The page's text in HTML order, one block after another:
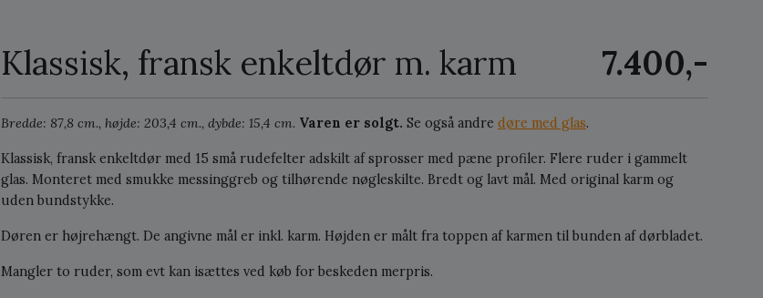
Klassisk, fransk enkeltdør m. karm 7.400,-
Bredde: 87,8 cm., højde: 203,4 cm., dybde: 15,4 cm. Varen er solgt. Se også andre døre med glas.
Klassisk, fransk enkeltdør med 15 små rudefelter adskilt af sprosser med pæne profiler. Flere ruder i gammelt
glas. Monteret med smukke messinggreb og tilhørende nøgleskilte. Bredt og lavt mål. Med original karm og
uden bundstykke.
Døren er højrehængt. De angivne mål er inkl. karm. Højden er målt fra toppen af karmen til bunden af dørbladet.
Mangler to ruder, som evt kan isættes ved køb for beskeden merpris.